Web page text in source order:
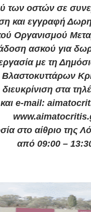
των οστών σε
και εγγραφή
Οργανισμού
ασκού για
με τη
Βλαστοκυττάρων
στα
e-mail:
στο αίθριο της
από 09:00 –